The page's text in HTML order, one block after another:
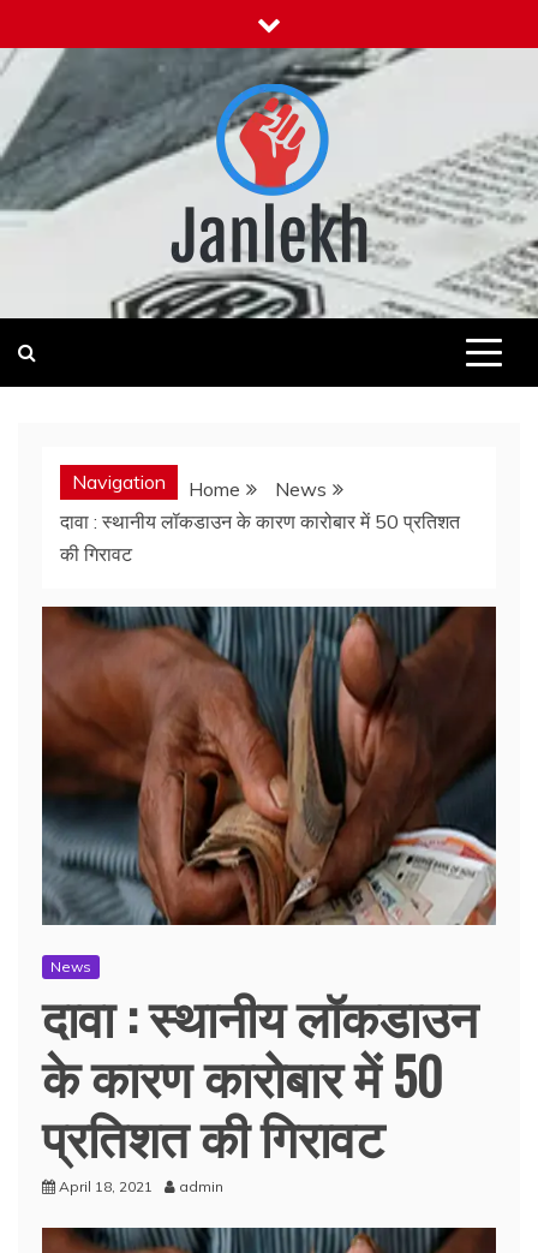
to
content
News for Public
Navigation Home
News
दावा : स्थानीय लॉकडाउन के कारण कारोबार में 50 प्रतिशत
की गिरावट
News
दावा : स्थानीय लॉकडाउन
के कारण कारोबार में 50
प्रतिशत की गिरावट
April 18, 2021 admin